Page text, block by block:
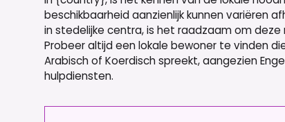
beschikbaarheid aanzienlijk kunnen variëren
in stedelijke centra, is het raadzaam om
Probeer altijd een lokale bewoner te vinden
Arabisch of Koerdisch spreekt, aangezien
hulpdiensten.